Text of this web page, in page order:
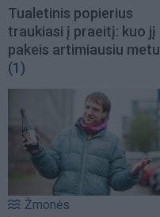
Tualetinis popierius
traukiasi į praeitį: kuo jį
pakeis artimiausiu metu
(1)
Žmonės